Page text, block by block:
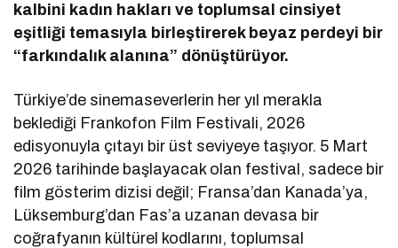
kalbini kadın hakları ve toplumsal cinsiyet
eşitliği temasıyla birleştirerek beyaz perdeyi bir
“farkındalık alanına” dönüştürüyor.
Türkiye’de sinemaseverlerin her yıl merakla
beklediği Frankofon Film Festivali, 2026
edisyonuyla çıtayı bir üst seviyeye taşıyor. 5 Mart
2026 tarihinde başlayacak olan festival, sadece bir
film gösterim dizisi değil; Fransa’dan Kanada’ya,
Lüksemburg’dan Fas’a uzanan devasa bir
coğrafyanın kültürel kodlarını, toplumsal